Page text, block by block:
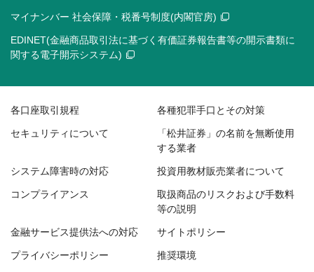
マイナンバー 社会保障・税番号制度(内閣官房)
EDINET(金融商品取引法に基づく有価証券報告書等の開示書類に
関する電子開示システム)
各口座取引規程 各種犯罪手口とその対策
セキュリティについて
「松井証券」の名前を無断使用
する業者
システム障害時の対応 投資用教材販売業者について
コンプライアンス
取扱商品のリスクおよび手数料
等の説明
金融サービス提供法への対応 サイトポリシー
プライバシーポリシー 推奨環境